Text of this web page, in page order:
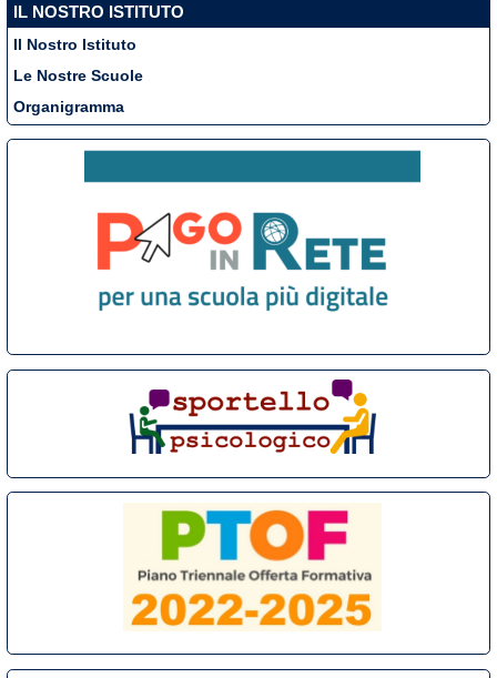
IL NOSTRO ISTITUTO
Il Nostro Istituto
Le Nostre Scuole
Organigramma